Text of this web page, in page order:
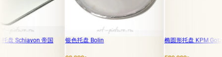
帝国 银色托盘 Bolin 椭圆形托盘 KPM Gotzkowsky